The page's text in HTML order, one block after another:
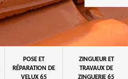
POSE ET
RÉPARATION DE
VELUX 65
ZINGUEUR ET
TRAVAUX DE
ZINGUERIE 65